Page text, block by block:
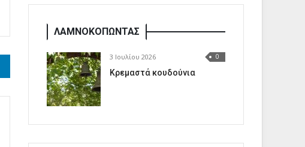
ΛΑΜΝΟΚΟΠΩΝΤΑΣ
3 Ιουλίου 2026 0
Κρεμαστά κουδούνια